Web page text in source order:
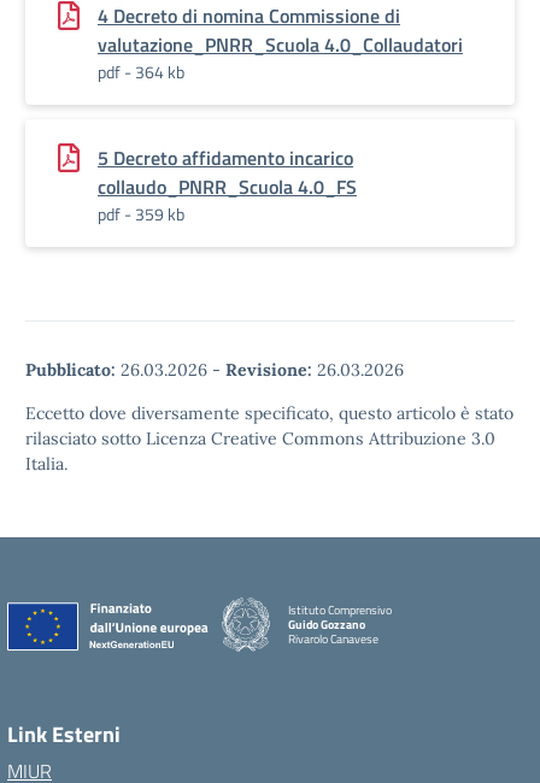
4 Decreto di nomina Commissione di
valutazione_PNRR_Scuola 4.0_Collaudatori
pdf - 364 kb
5 Decreto affidamento incarico
collaudo_PNRR_Scuola 4.0_FS
pdf - 359 kb
Pubblicato: 26.03.2026 - Revisione: 26.03.2026
Eccetto dove diversamente specificato, questo articolo è stato
rilasciato sotto Licenza Creative Commons Attribuzione 3.0
Italia.
Istituto Comprensivo
Guido Gozzano
Rivarolo Canavese
Link Esterni
MIUR